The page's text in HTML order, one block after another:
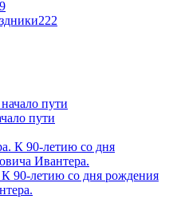
9
222
пути
90-летию со дня рождения